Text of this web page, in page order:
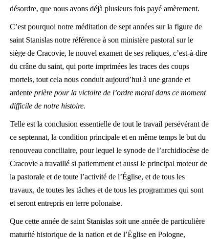
désordre, que nous avons déjà plusieurs fois payé amèrement.
C’est pourquoi notre méditation de sept années sur la figure de
saint Stanislas notre référence à son ministère pastoral sur le
siège de Cracovie, le nouvel examen de ses reliques, c’est-à-dire
du crâne du saint, qui porte imprimées les traces des coups
mortels, tout cela nous conduit aujourd’hui à une grande et
ardente prière pour la victoire de l’ordre moral dans ce moment
difficile de notre histoire.
Telle est la conclusion essentielle de tout le travail persévérant de
ce septennat, la condition principale et en même temps le but du
renouveau conciliaire, pour lequel le synode de l’archidiocèse de
Cracovie a travaillé si patiemment et aussi le principal moteur de
la pastorale et de toute l’activité de l’Église, et de tous les
travaux, de toutes les tâches et de tous les programmes qui sont
et seront entrepris en terre polonaise.
Que cette année de saint Stanislas soit une année de particulière
maturité historique de la nation et de l’Église en Pologne,